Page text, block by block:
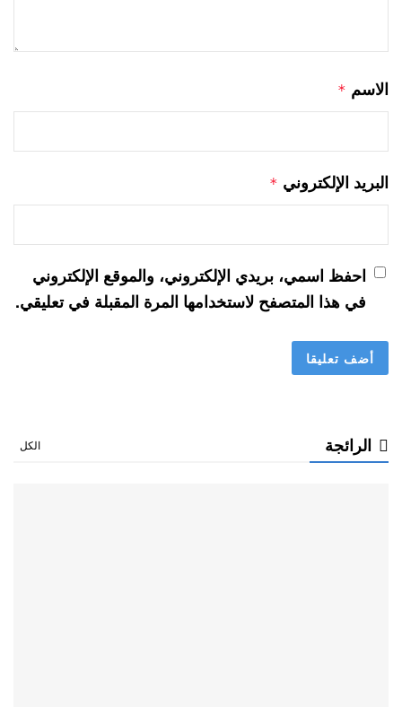
الاسم *
البريد الإلكتروني *
احفظ اسمي، بريدي الإلكتروني، والموقع الإلكتروني
في هذا المتصفح لاستخدامها المرة المقبلة في تعليقي.
الرائجة الكل